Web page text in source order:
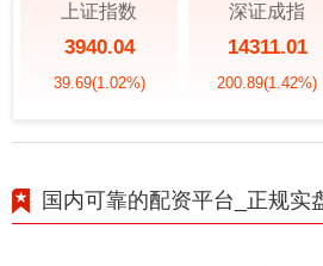
上证指数
3940.04
39.69(1.02%)
深证成指
14311.01
200.89(1.42%)
国内可靠的配资平台_正规实